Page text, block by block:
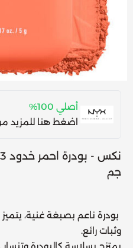
أصلي 100%
اضغط هنا للمزيد
جم
بودرة ناعم بصبغة غنية،
وثبات رائع.